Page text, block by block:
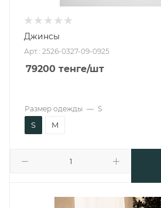
Джинсы
Арт.: 2526-0327-09-0925
79200 тенге/шт
Размер одежды — S
S M